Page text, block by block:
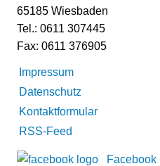
65185 Wiesbaden
Tel.: 0611 307445
Fax: 0611 376905
Impressum
Datenschutz
Kontaktformular
RSS-Feed
Facebook